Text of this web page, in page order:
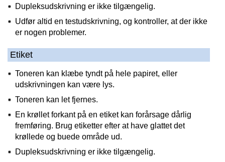
Dupleksudskrivning er ikke tilgængelig.
Udfør altid en testudskrivning, og kontroller, at der ikke
er nogen problemer.
Etiket
Toneren kan klæbe tyndt på hele papiret, eller
udskrivningen kan være lys.
Toneren kan let fjernes.
En krøllet forkant på en etiket kan forårsage dårlig
fremføring. Brug etiketter efter at have glattet det
krøllede og buede område ud.
Dupleksudskrivning er ikke tilgængelig.